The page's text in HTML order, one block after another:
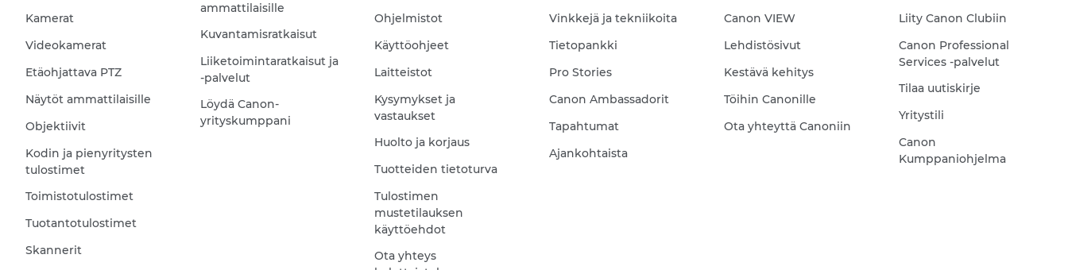
Kamerat
Videokamerat
Etäohjattava PTZ
Näytöt ammattilaisille
Objektiivit
Kodin ja pienyritysten
tulostimet
Toimistotulostimet
Tuotantotulostimet
Skannerit
ammattilaisille
Kuvantamisratkaisut
Liiketoimintaratkaisut ja
-palvelut
Löydä Canon-
yrityskumppani
Ohjelmistot
Käyttöohjeet
Laitteistot
Kysymykset ja
vastaukset
Huolto ja korjaus
Tuotteiden tietoturva
Tulostimen
mustetilauksen
käyttöehdot
Ota yhteys
Vinkkejä ja tekniikoita
Tietopankki
Pro Stories
Canon Ambassadorit
Tapahtumat
Ajankohtaista
Canon VIEW
Lehdistösivut
Kestävä kehitys
Töihin Canonille
Ota yhteyttä Canoniin
Liity Canon Clubiin
Canon Professional
Services -palvelut
Tilaa uutiskirje
Yritystili
Canon
Kumppaniohjelma